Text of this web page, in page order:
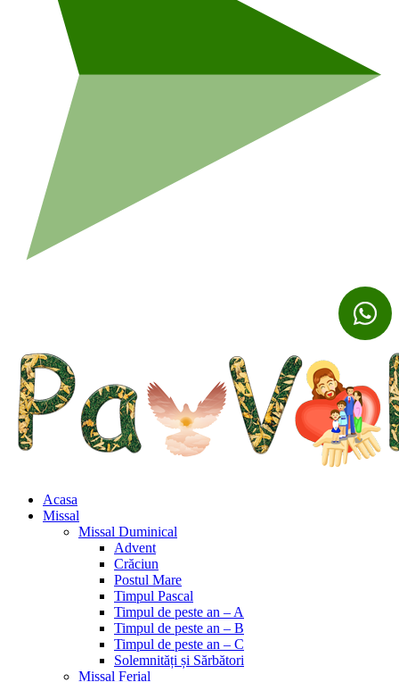
Acasa
Missal
Missal Duminical
Advent
Crăciun
Postul Mare
Timpul Pascal
Timpul de peste an – A
Timpul de peste an – B
Timpul de peste an – C
Solemnități și Sărbători
Missal Ferial